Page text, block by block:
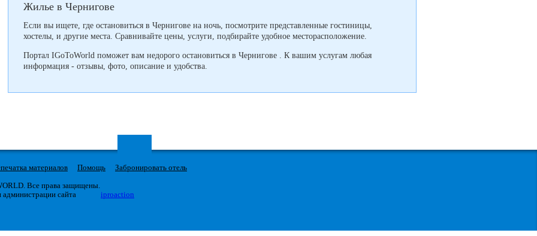
Жилье в Чернигове
Если вы ищете, где остановиться в Чернигове на ночь, посмотрите представленные гостиницы,
хостелы, и другие места. Сравнивайте цены, услуги, подбирайте удобное месторасположение.
Портал IGoToWorld поможет вам недорого остановиться в Чернигове . К вашим услугам любая
информация - отзывы, фото, описание и удобства.
материалов Помощь
Забронировать отель
Все права защищены.
администрации сайта
iproaction